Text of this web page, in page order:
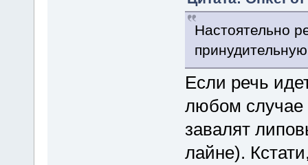
Настоятельно
Если речь
любом случае
завалят
лайне).